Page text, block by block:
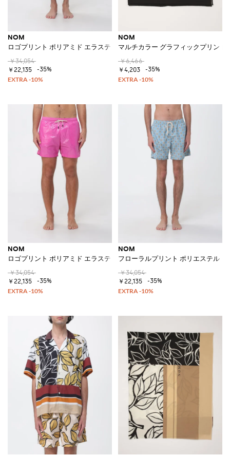
NOM
ロゴプリント ポリアミド エラスティックウエスト スイムショーツ
￥34,054
￥22,135
-35%
NOM
マルチカラー グラフィックプリント
￥6,466
￥4,203
-35%
NOM
ロゴプリント ポリアミド エラスティックウエスト スイムショーツ
￥34,054
￥22,135
-35%
NOM
フローラルプリント ポリエステル
￥34,054
￥22,135
-35%